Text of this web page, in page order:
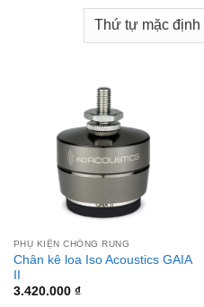
PHỤ KIỆN CHỐNG RUNG
Chân kê loa Iso Acoustics GAIA
II
3.420.000 ₫